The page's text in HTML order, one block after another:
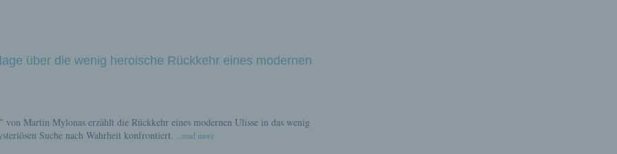
über die wenig heroische Rückkehr eines modernen
Martin Mylonas erzählt die Rückkehr eines modernen Ulisse in das wenig
Suche nach Wahrheit konfrontiert. ...read more